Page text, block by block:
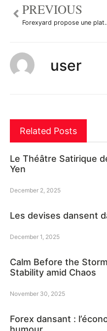
PREVIOUS
Forexyard
user
Related Posts
Le Théâtre Satirique
Yen
December 2, 2025
Les devises dansent
December 1, 2025
Calm Before the
Stability amid Chaos
November 30, 2025
Forex dansant :